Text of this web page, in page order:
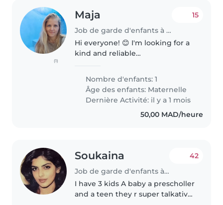
(1)
Maja
Job de garde d'enfants à Essaouira
15
Hi everyone! 😊 I'm looking for a
kind and reliable
my 6-year-old son. We would
need help for around 6 hours
per day over the next few days. I
will..
Nombre d'enfants: 1
Âge des enfants: Maternelle
Dernière Activité: il y a 1 mois
50,00 MAD/heure
Soukaina
Job de garde d'enfants à Rabat
42
I have 3 kids A baby a prescholler
and a teen they r super talkative